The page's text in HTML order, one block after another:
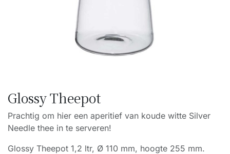
Glossy Theepot
Prachtig om hier een aperitief van koude witte Silver
Needle thee in te serveren!
Glossy Theepot 1,2 ltr, Ø 110 mm, hoogte 255 mm.